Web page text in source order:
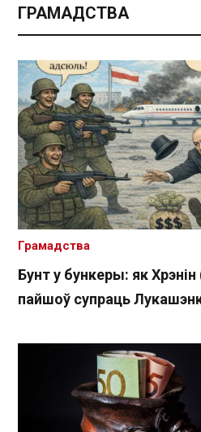
ГРАМАДСТВА
Бунт у бункеры: як
пайшоў супраць
Грамадства